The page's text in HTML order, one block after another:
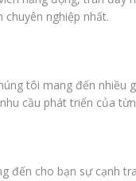
chuyên nghiệp nhất.
tôi mang đến nhiều
cầu phát triển của
đến cho bạn sự cạnh